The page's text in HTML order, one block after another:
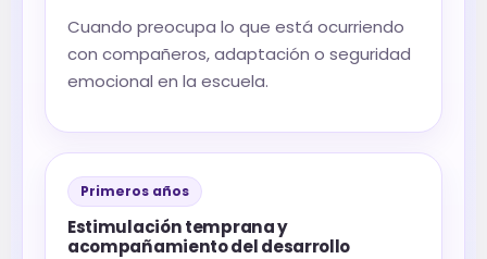
Cuando preocupa lo que está ocurriendo
con compañeros, adaptación o seguridad
emocional en la escuela.
Primeros años
Estimulación temprana y
acompañamiento del desarrollo